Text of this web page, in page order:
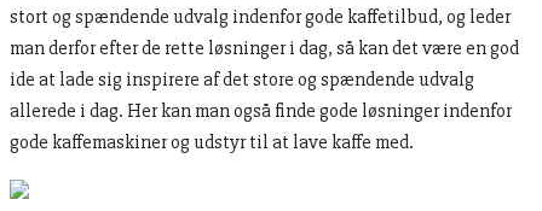
stort og spændende udvalg indenfor gode kaffetilbud, og leder
man derfor efter de rette løsninger i dag, så kan det være en god
ide at lade sig inspirere af det store og spændende udvalg
allerede i dag. Her kan man også finde gode løsninger indenfor
gode kaffemaskiner og udstyr til at lave kaffe med.